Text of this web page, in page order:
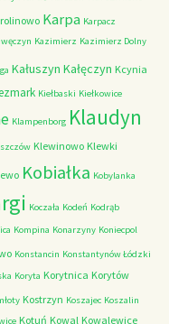
Karpa Karpacz
Kazimierz Kazimierz Dolny
Kałuszyn Kałęczyn Kcynia
Kiełbaski Kiełkowice
Klampenborg Klaudyn
Klewinowo Klewki
Kobiałka Kobylanka
Koczała Kodeń Kodrąb
Kompina Konarzyny Koniecpol
Konstancin Konstantynów Łódzki
Koryta Korytnica Korytów
Kostrzyn Koszajec Koszalin
Kotuń Kowal Kowalewice